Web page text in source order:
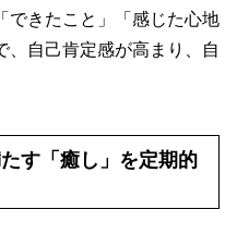
できたこと」「感じた心地
、自己肯定感が高まり、自
す「癒し」を定期的